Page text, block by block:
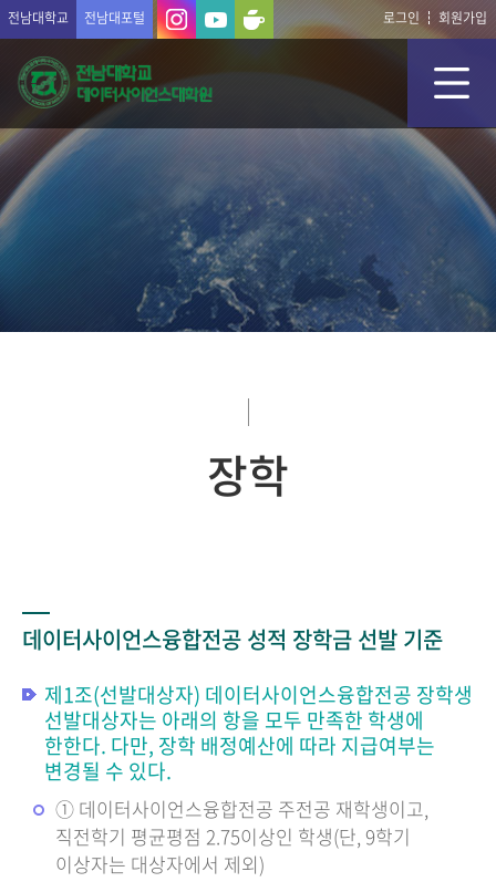
전남대학교 전남대포털 로그인 회원가입
장학
데이터사이언스융합전공 성적 장학금 선발 기준
제1조(선발대상자) 데이터사이언스융합전공 장학생
선발대상자는 아래의 항을 모두 만족한 학생에
한한다. 다만, 장학 배정예산에 따라 지급여부는
변경될 수 있다.
① 데이터사이언스융합전공 주전공 재학생이고,
직전학기 평균평점 2.75이상인 학생(단, 9학기
이상자는 대상자에서 제외)